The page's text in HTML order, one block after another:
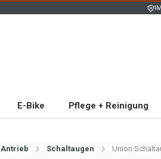
E-Bike Pflege + Reinigung
Antrieb Schaltaugen Union